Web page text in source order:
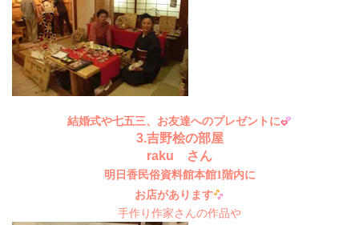
結婚式や七五三、お友達へのプレゼントに
3.吉野桧の部屋
raku さん
明日香民俗資料館本館1階内に
お店があります
手作り作家さんの作品や